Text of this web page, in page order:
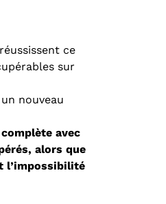
ce
sur
nouveau
avec
alors que
l’impossibilité